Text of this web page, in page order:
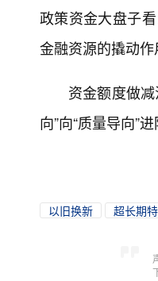
政策资金大盘子
金融资源的撬动
资金额度做
向”向“质量导向”
以旧换新 超长期